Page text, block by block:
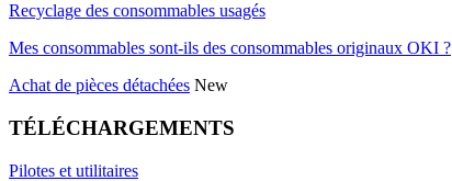
Recyclage des consommables usagés
Mes consommables sont-ils des consommables originaux OKI ?
Achat de pièces détachées New
TÉLÉCHARGEMENTS
Pilotes et utilitaires